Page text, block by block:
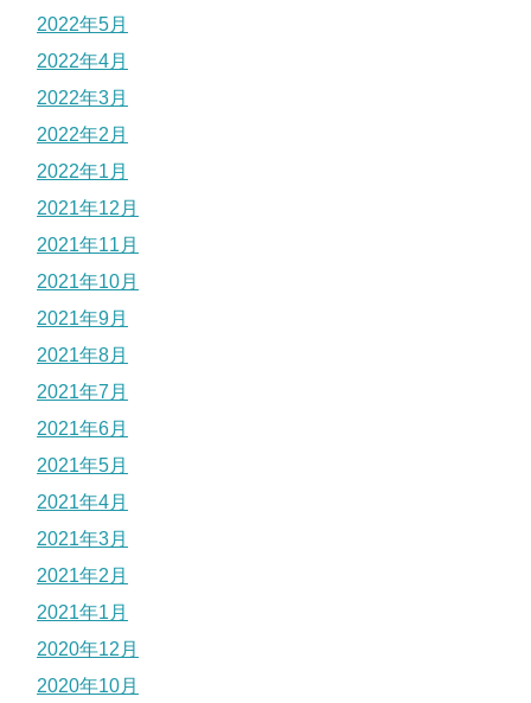
2022年5月
2022年4月
2022年3月
2022年2月
2022年1月
2021年12月
2021年11月
2021年10月
2021年9月
2021年8月
2021年7月
2021年6月
2021年5月
2021年4月
2021年3月
2021年2月
2021年1月
2020年12月
2020年10月